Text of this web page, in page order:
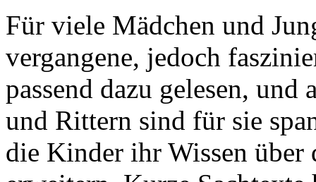
Für viele Mädchen und
vergangene, jedoch
passend dazu gelesen,
und Rittern sind für sie
die Kinder ihr Wissen über